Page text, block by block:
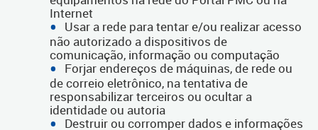
Internet
Usar a rede para tentar e/ou realizar acesso
não autorizado a dispositivos de
comunicação, informação ou computação
Forjar endereços de máquinas, de rede ou
de correio eletrônico, na tentativa de
responsabilizar terceiros ou ocultar a
identidade ou autoria
Destruir ou corromper dados e informações